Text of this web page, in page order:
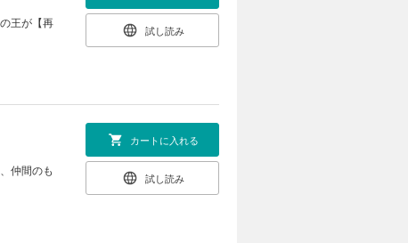
王が【再
試し読み
仲間のも
カートに入れる
試し読み